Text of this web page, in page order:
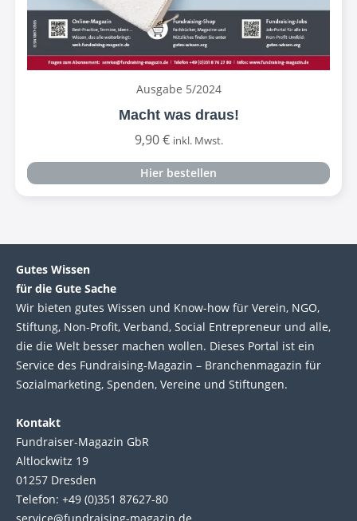
Ausgabe 5/2024
Macht was draus!
9,90€ inkl. Mwst.
Hier bestellen
Gutes Wissen
für die Gute Sache
Wir bie­ten gutes Wis­sen und Know-how für Ver­ein, NGO,
Stif­tung, Non-Profit, Ver­band, Social Entre­pre­neur und alle,
die die Welt bes­ser machen wol­len. Die­ses Por­tal ist ein
Service des Fund­raising-Magazin – Bran­chen­magazin für
Sozial­marke­ting, Spen­den, Ver­eine und Stif­tun­gen.
Kontakt
Fundraiser-Magazin GbR
Altlockwitz 19
01257 Dresden
Telefon: +49 (0)351 87627-80